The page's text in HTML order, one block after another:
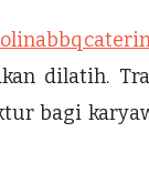
dilatih.
bagi